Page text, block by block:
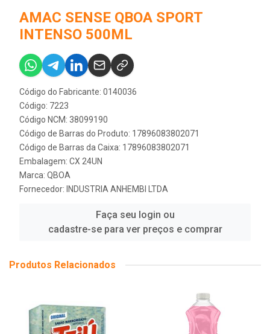
AMAC SENSE QBOA SPORT
INTENSO 500ML
Código do Fabricante: 0140036
Código: 7223
Código NCM: 38099190
Código de Barras do Produto: 17896083802071
Código de Barras da Caixa: 17896083802071
Embalagem: CX 24UN
Marca: QBOA
Fornecedor: INDUSTRIA ANHEMBI LTDA
Faça seu login ou
cadastre-se para ver preços e comprar
Produtos Relacionados